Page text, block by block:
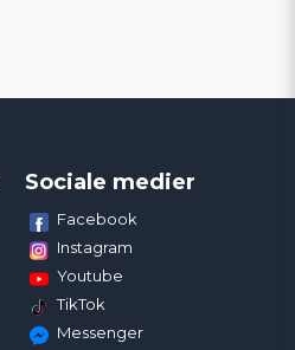
Sociale medier
Facebook
Instagram
Youtube
TikTok
Messenger